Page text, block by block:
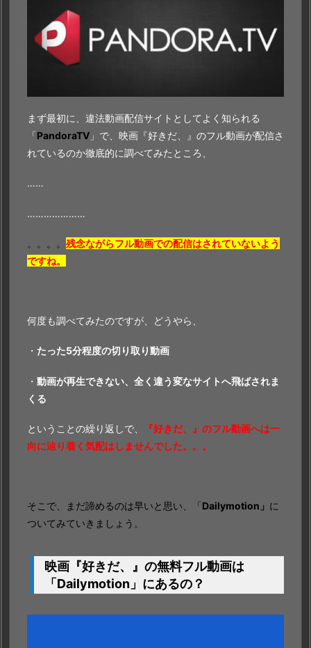
まず最初に、違法動画配信サイトとしてよく知られる
「PandoraTV 」で、映画『好きだ、』のフル動画が配信さ
れているのか徹底的に調べてみたところ、
……
…………………
。。。。 残念ながらフル動画での配信はされていないよう
ですね。
何度も調べてみたのですが、どうやら、
・ たった5分程度の切り取り動画
・ 動画が再生できない、全く違う変なサイトへ飛ばされま
くる
ということの繰り返しで、
『好きだ、』のフル動画へは一
向に辿り着く気配はしませんでした。。。
そこで、まだ諦めるのは早いと思い、「Dailymotion」 に
ついてみていきましょう。
映画『好きだ、』の無料フル動画は
「 Dailymotion」 にあるの？